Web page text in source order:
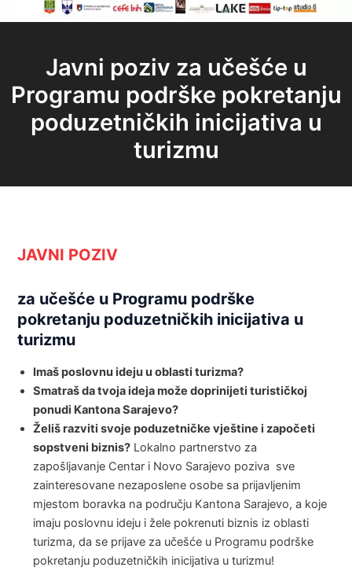
Javni poziv za učešće u
Programu podrške pokretanju
poduzetničkih inicijativa u
turizmu
JAVNI POZIV
za učešće u Programu podrške
pokretanju poduzetničkih inicijativa u
turizmu
Imaš poslovnu ideju u oblasti turizma?
Smatraš da tvoja ideja može doprinijeti turističkoj
ponudi Kantona Sarajevo?
Želiš razviti svoje poduzetničke vještine i započeti
sopstveni biznis? Lokalno partnerstvo za
zapošljavanje Centar i Novo Sarajevo poziva sve
zainteresovane nezaposlene osobe sa prijavljenim
mjestom boravka na području Kantona Sarajevo, a koje
imaju poslovnu ideju i žele pokrenuti biznis iz oblasti
turizma, da se prijave za učešće u Programu podrške
pokretanju poduzetničkih inicijativa u turizmu!